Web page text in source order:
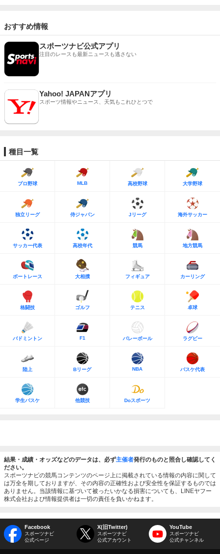
おすすめ情報
スポーツナビ公式アプリ
注目のレースも最新ニュースも逃さない
Yahoo! JAPANアプリ
スポーツ情報やニュース、天気もこれひとつで
種目一覧
プロ野球 MLB 高校野球 大学野球
独立リーグ 侍ジャパン Jリーグ 海外サッカー
サッカー代表 高校年代 競馬 地方競馬
ボートレース 大相撲 フィギュア カーリング
格闘技 ゴルフ テニス 卓球
バドミントン F1 バレーボール ラグビー
陸上 Bリーグ NBA バスケ代表
学生バスケ 他競技 Doスポーツ
結果・成績・オッズなどのデータは、必ず主催者発行のものと照合し確認してく
ださい。
スポーツナビの競馬コンテンツのページ上に掲載されている情報の内容に関して
は万全を期しておりますが、その内容の正確性および安全性を保証するものでは
ありません。当該情報に基づいて被ったいかなる損害についても、LINEヤフー
株式会社および情報提供者は一切の責任を負いかねます。
Facebook
スポーツナビ
公式ページ
X(旧Twitter)
スポーツナビ
公式アカウント
YouTube
スポーツナビ
公式チャンネル